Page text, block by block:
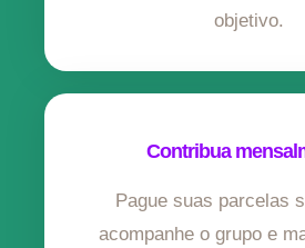
objetivo.
Contribua
Pague suas parcelas
acompanhe o grupo e